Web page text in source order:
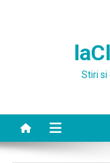
Stiri si